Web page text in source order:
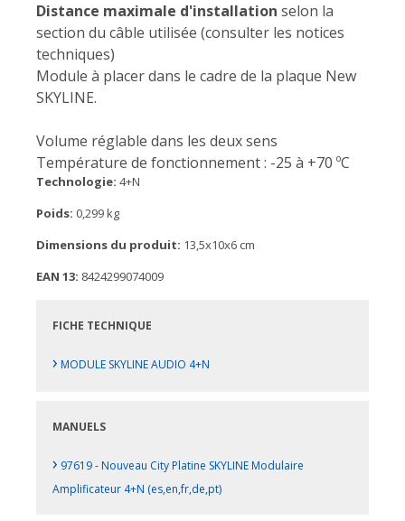
Distance maximale d'installation selon la
section du câble utilisée (consulter les notices
techniques)
Module à placer dans le cadre de la plaque New
SKYLINE.
Volume réglable dans les deux sens
Température de fonctionnement : -25 à +70 ºC
Technologie: 4+N
Poids: 0,299 kg
Dimensions du produit: 13,5x10x6 cm
EAN 13: 8424299074009
FICHE TECHNIQUE
› MODULE SKYLINE AUDIO 4+N
MANUELS
› 97619 - Nouveau City Platine SKYLINE Modulaire
Amplificateur 4+N (es,en,fr,de,pt)